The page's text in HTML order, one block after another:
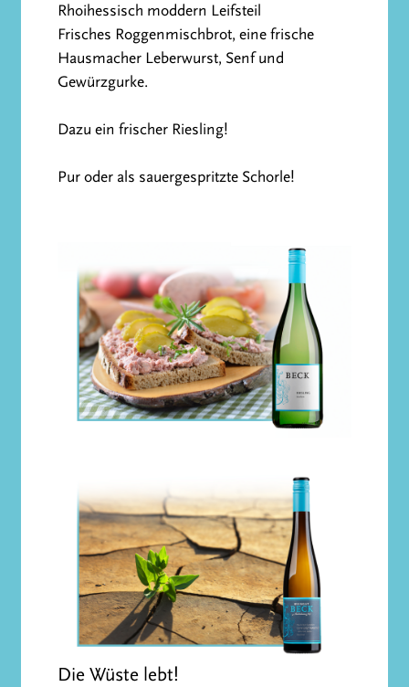
Rhoihessisch moddern Leifsteil
Frisches Roggenmischbrot, eine frische
Hausmacher Leberwurst, Senf und
Gewürzgurke.
Dazu ein frischer Riesling!
Pur oder als sauergespritzte Schorle!
Die Wüste lebt!